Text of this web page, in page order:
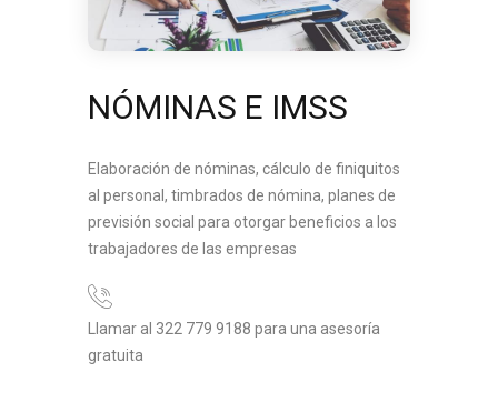
NÓMINAS E IMSS
Elaboración de nóminas, cálculo de finiquitos
al personal, timbrados de nómina, planes de
previsión social para otorgar beneficios a los
trabajadores de las empresas
Llamar al 322 779 9188 para una asesoría
gratuita